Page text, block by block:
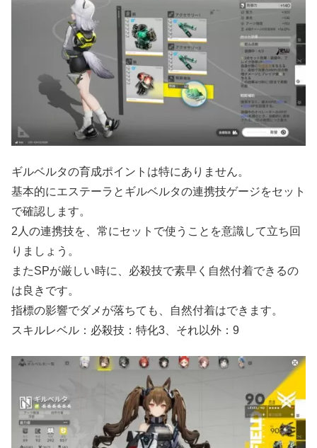
ギルベルタの育成ポイントは特にありません。
基本的にエステーラとギルベルタの連携技ゲージをセット
で確認します。
2人の連携技を、常にセットで使うことを意識して立ち回
りましょう。
またSPが厳しい時に、必殺技で素早く自然付着できるの
は良きです。
指標の影響でダメが落ちても、自然付着はできます。
スキルレベル：必殺技：特化3、それ以外：9